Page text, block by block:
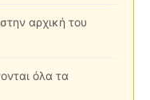
αρχική του
όλα τα